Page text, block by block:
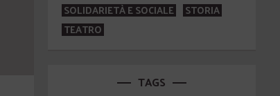
SOLIDARIETÀ E SOCIALE
STORIA
TEATRO
TAGS